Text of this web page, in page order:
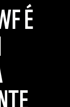
É